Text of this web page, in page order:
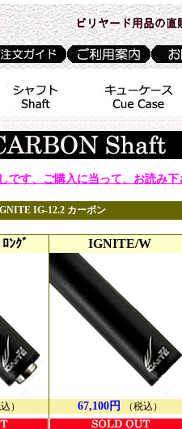
です、ご購入に当って、お読み下
IG-12.2 カーボン
ﾝｸﾞ
）
IGNITE/W
67,100円 （税込）